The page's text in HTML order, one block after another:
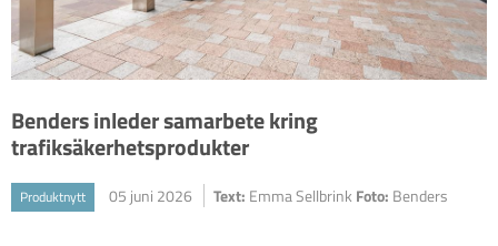
Benders inleder samarbete kring
trafiksäkerhetsprodukter
Produktnytt 05 juni 2026 Text: Emma Sellbrink Foto: Benders